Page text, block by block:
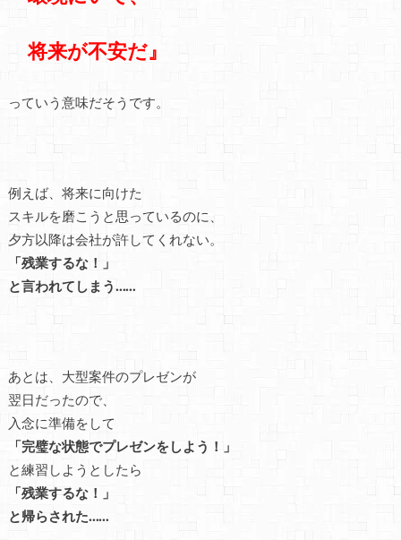
将来が不安だ』
っていう意味だそうです。
例えば、将来に向けた
スキルを磨こうと思っているのに、
夕方以降は会社が許してくれない。
「残業するな！」
と言われてしまう……
あとは、大型案件のプレゼンが
翌日だったので、
入念に準備をして
「完璧な状態でプレゼンをしよう！」
と練習しようとしたら
「残業するな！」
と帰らされた……